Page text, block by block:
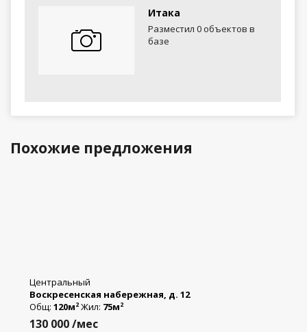
Итака
Разместил 0 объектов в
базе
Похожие предложения
Центральный
Воскресенская набережная, д. 12
Общ: 120м2 Жил: 75м2
130 000/мес